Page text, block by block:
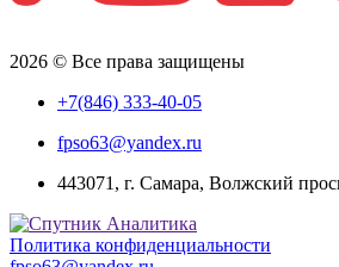
2026 © Все права защищены
+7(846) 333-40-05
fpso63@yandex.ru
443071, г. Самара, Волжский
Политика конфиденциальности